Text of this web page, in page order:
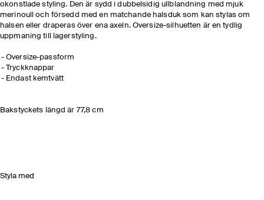
okonstlade styling. Den är sydd i dubbelsidig ullblandning med mjuk
merinoull och försedd med en matchande halsduk som kan stylas om
halsen eller draperas över ena axeln. Oversize-silhuetten är en tydlig
uppmaning till lagerstyling.
Oversize-passform
Tryckknappar
Endast kemtvätt
Bakstyckets längd är 77,8 cm
Styla med